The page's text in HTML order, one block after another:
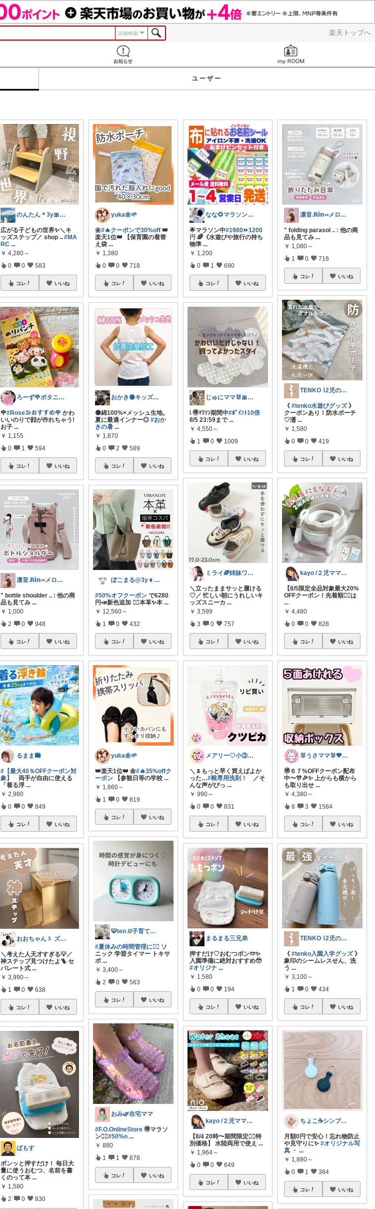
楽天トップへ
詳細検索
ユーザー
のんたん＊3y🎀1y👶🏻🍼
広がる子どもの世界✨＼キ
ッズステップ／ shop→#MA
RC ...
￥ 4,280～
0 0 583
コレ いいね
ろーず🌹ボタニカルママシール屋さん
🌹#Roseｺﾚおすすめ🌹 かわ
いいのりで顔が作れちゃう!
お子 ...
￥ 1,155
0 1 594
コレ いいね
凛音.𝗥𝗶𝗻༝༝メロウな暮らし🧸
" bottle shoulder .. : 他の商
品も見てみ ...
￥ 1,000
2 0 948
コレ いいね
るまま🛍️
#【最大40％OFFクーポン対
象】
両手が自由に使える
「着る浮 ...
￥ 2,980
0 0 849
コレ いいね
おおちゃん〻 ズボラママ必見便利アイテム
＼考えた人天才すぎる💡／
神ステップ見つけたよ🪜 セ
パレート式 ...
￥ 3,990～
1 0 638
コレ いいね
ばもす
ポンッと押すだけ！ 毎日大
量に使うおむつ、名前を書
くのって本 ...
￥ 1,580
2 0 830
yuka🌼🌱‬‪
🌼#🔥クーポンで30%off 👑
楽天1位👑 【保育園の着替
え袋 ...
￥ 1,380
0 0 718
コレ いいね
おかき🟡キッズ、子供服、暑さ対策
🟡綿100%×メッシュ生地。
夏に最適インナー◎#おか
きの暑 ...
￥ 1,870
0 2 589
コレ いいね
ぽこまる@3y👧ファッション🌷
#50%オフクーポン で6280
円📣新色追加 ❤️‍🔥本革✨本 ...
￥ 12,560～
1 0 432
コレ いいね
yuka🌼🌱‬‪
👑楽天1位👑 🌼#🔥35%offク
ーポン 【参観日等の学校 ...
￥ 1,860～
1 0 819
コレ いいね
🐯ten ///子育て暮らしの愛用品
#夏休みの時間管理に❤️‍🔥 ソ
ニック 学習タイマー トキサ
ポ ...
￥ 3,400～
2 0 563
コレ いいね
おみ🌿在宅ママ
#F.O.OnlineStore 🉐マラソ
ン🏃‍♀️#50%o ...
￥ 880
1 1 878
コレ いいね
なな🌻マラソンまとめコレ作成中✨️
🌟マラソン中#1980⏩1200
円 🌈《水遊びや旅行の持ち
物準 ...
￥ 1,200
0 1 690
コレ いいね
じゅにママ🐰🎀2yboyワーママ
\ 🉐ﾏﾗｿﾝ期間中#ﾎﾟｲﾝﾄ10倍
8/5 23:59まで ...
￥ 4,550～
1 0 1009
コレ いいね
ミライ🌈姉妹ワーママ
＼立ったままサッと履ける
♡／ 忙しい朝にうれしいキ
ッズスニーカ ...
￥ 3,599
3 0 757
コレ いいね
メアリー♡小③女の子のママ•᎑•ꕤ
＼🌷もっと早く買えばよか
った…#靴専用洗剤！
／そ
んな声がぴっ ...
￥ 990～
0 0 831
コレ いいね
まるまる三兄弟
押すだけ♡おむつポン🩲✨
入園準備に絶対おすすめ🥹
#オリジナ ...
￥ 1,580
0 0 194
コレ いいね
kayo /２児ママ・子育てグッズ🌿
【8/4 20時〜期間限定❤️‍🔥特
別価格】 水陸両用で使え ...
￥ 1,964～
0 0 649
コレ いいね
凛音.𝗥𝗶𝗻༝༝メロウな暮らし🧸
" folding parasol .. : 他の商
品も見てみ ...
￥ 1,080～
1 0 716
コレ いいね
TENKO ⌇2児のママ＊暮らしを便利に
《#tenko水遊びグッズ》
クーポンあり！防水ポーチ
♡濡 ...
￥ 1,580
0 0 419
コレ いいね
kayo /２児ママ・子育てグッズ🌿
【8/5限定全品対象最大20%
OFFクーポン！先着順❤️‍🔥は
...
￥ 4,480
0 0 828
コレ いいね
🐰うさママ🐰💖キッズ・ママの日常✨
🉐６７%OFFクーポン配布
中〜🎊🎉✨ 上からも横から
も取り出せ ...
￥ 4,380～
8 3 1584
コレ いいね
TENKO ⌇2児のママ＊暮らしを便利に
《#tenko入園入学グッズ》
象印のシームレスせん、洗
う ...
￥ 3,100～
1 0 434
コレ いいね
ちょこ☕️シンプルで快適な暮らし🌱
月額0円で安心！忘れ物防止
や見守りに✨#オリジナル写
真 ・ ...
￥ 1,880～
0 1 384
コレ いいね